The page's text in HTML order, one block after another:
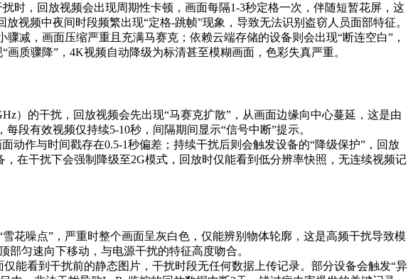
时，回放视频会出现周期性卡顿，画面每隔1-3秒定格一次，伴随短暂花屏，这
视频中夜间时段频繁出现“定格-跳帧”现象，导致无法识别盗窃人员面部特征。
减，画面压缩严重且充满马赛克；依赖云端存储的设备则会出现“断连空白”，
质骤降”，4K视频自动降级为标清甚至模糊画面，色彩失真严重。
）的干扰，回放视频会先出现“马赛克扩散”，从画面边缘向中心蔓延，这是由
段有效视频仅持续5-10秒，间隔期间显示“信号中断”提示。
动作与时间戳存在0.5-1秒偏差；持续干扰后则会触发设备的“降级保护”，回放
在干扰下会强制降级至2G模式，回放时仅能看到低分辨率快照，无连续视频记
花噪点”，严重时整个画面呈灰白色，仅能辨别物体轮廓，这是高频干扰导致模
匀速向下移动，与电源干扰的特征高度吻合。
能看到干扰前的静态图片，干扰时段无任何数据上传记录。部分设备会触发“异